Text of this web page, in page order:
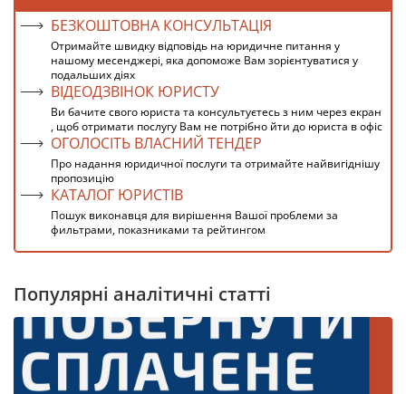
БЕЗКОШТОВНА КОНСУЛЬТАЦІЯ
Отримайте швидку відповідь на юридичне питання у
нашому месенджері, яка допоможе Вам зорієнтуватися у
подальших діях
ВІДЕОДЗВІНОК ЮРИСТУ
Ви бачите свого юриста та консультуєтесь з ним через екран
, щоб отримати послугу Вам не потрібно йти до юриста в офіс
ОГОЛОСІТЬ ВЛАСНИЙ ТЕНДЕР
Про надання юридичної послуги та отримайте найвигіднішу
пропозицію
КАТАЛОГ ЮРИСТІВ
Пошук виконавця для вирішення Вашої проблеми за
фильтрами, показниками та рейтингом
Популярні аналітичні статті